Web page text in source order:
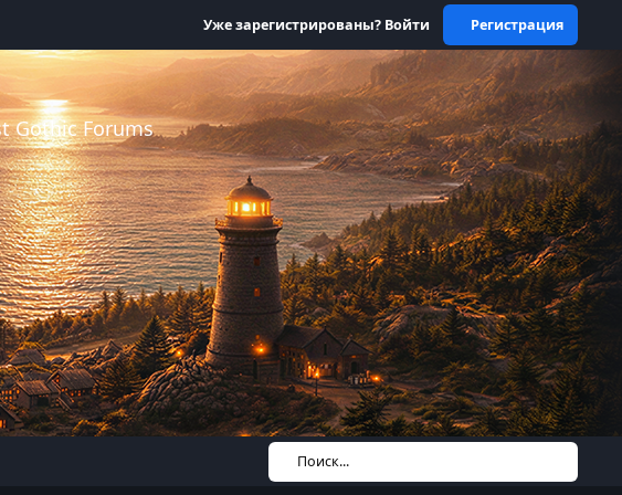
Уже зарегистрированы? Войти Регистрация
Gothic Forums
Поиск...